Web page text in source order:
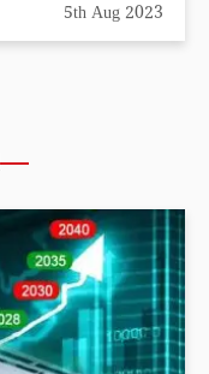
5th Aug 2023